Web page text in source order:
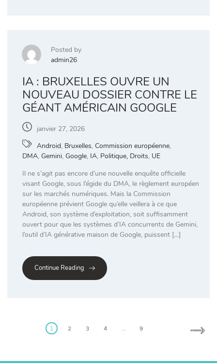
Posted by
admin26
IA : BRUXELLES OUVRE UN
NOUVEAU DOSSIER CONTRE LE
GÉANT AMÉRICAIN GOOGLE
janvier 27, 2026
Android, Bruxelles, Commission européenne,
DMA, Gemini, Google, IA, Politique, Droits, UE
Il ne s’agit pas encore d’une nouvelle enquête officielle
visant Google, sous l’égide du DMA, le règlement européen
sur les marchés numériques. Mais la Commission
européenne prévient Google qu’elle veillera à ce que
Android, son système d’exploitation, soit suffisamment
ouvert pour que les systèmes d’IA concurrents de Gemini,
l’outil d’IA générative maison de Google, puissent […]
Continue Reading
1 2 3 4 … 9